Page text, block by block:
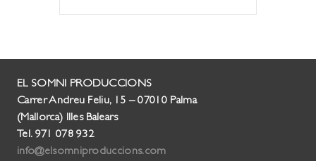
EL SOMNI PRODUCCIONS
Carrer Andreu Feliu, 15 – 07010 Palma
(Mallorca) Illes Balears
Tel. 971 078 932
info@elsomniproduccions.com